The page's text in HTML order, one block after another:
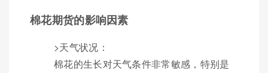
棉花期货的影响因素
>天气状况：
棉花的生长对天气条件非常敏感，特别是